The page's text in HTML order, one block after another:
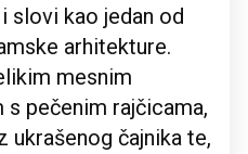
i slovi kao jedan od
arhitekture.
mesnim
pečenim rajčicama,
ukrašenog čajnika te,